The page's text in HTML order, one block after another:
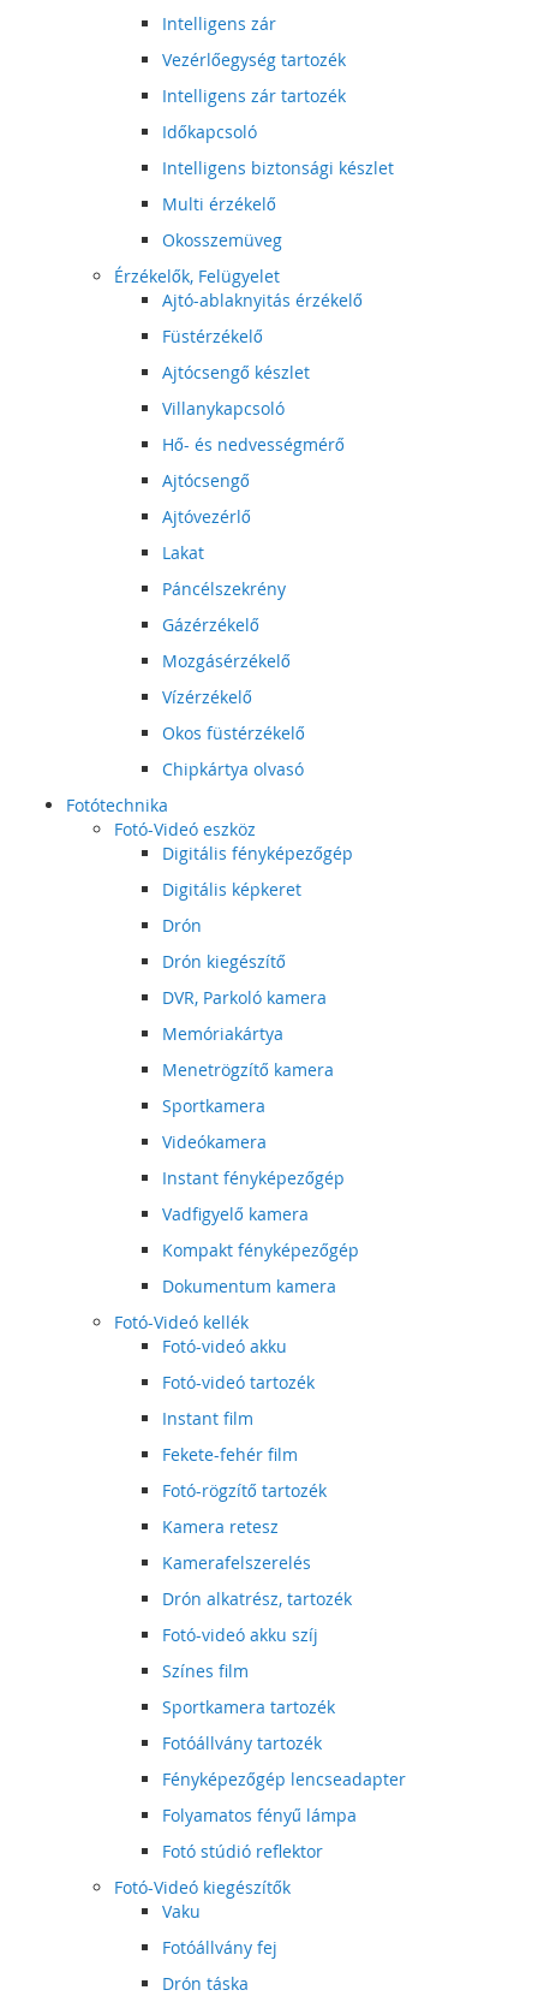
Intelligens zár
Vezérlőegység tartozék
Intelligens zár tartozék
Időkapcsoló
Intelligens biztonsági készlet
Multi érzékelő
Okosszemüveg
Érzékelők, Felügyelet
Ajtó-ablaknyitás érzékelő
Füstérzékelő
Ajtócsengő készlet
Villanykapcsoló
Hő- és nedvességmérő
Ajtócsengő
Ajtóvezérlő
Lakat
Páncélszekrény
Gázérzékelő
Mozgásérzékelő
Vízérzékelő
Okos füstérzékelő
Chipkártya olvasó
Fotótechnika
Fotó-Videó eszköz
Digitális fényképezőgép
Digitális képkeret
Drón
Drón kiegészítő
DVR, Parkoló kamera
Memóriakártya
Menetrögzítő kamera
Sportkamera
Videókamera
Instant fényképezőgép
Vadfigyelő kamera
Kompakt fényképezőgép
Dokumentum kamera
Fotó-Videó kellék
Fotó-videó akku
Fotó-videó tartozék
Instant film
Fekete-fehér film
Fotó-rögzítő tartozék
Kamera retesz
Kamerafelszerelés
Drón alkatrész, tartozék
Fotó-videó akku szíj
Színes film
Sportkamera tartozék
Fotóállvány tartozék
Fényképezőgép lencseadapter
Folyamatos fényű lámpa
Fotó stúdió reflektor
Fotó-Videó kiegészítők
Vaku
Fotóállvány fej
Drón táska